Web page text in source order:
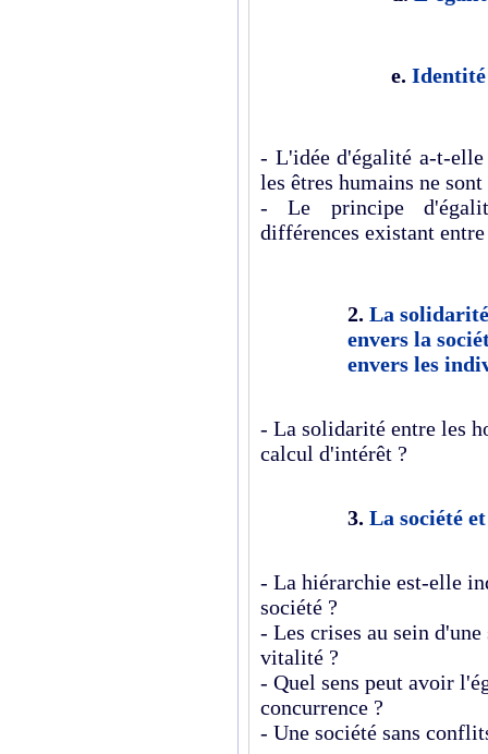
e.
- L'idée d'égalité a-t-elle
les êtres humains ne
- Le principe
différences existant
2. La
envers la
envers les
- La solidarité entre les
calcul d'intérêt ?
3. La société
- La hiérarchie est-elle
société ?
- Les crises au sein
vitalité ?
- Quel sens peut avoir
concurrence ?
- Une société sans